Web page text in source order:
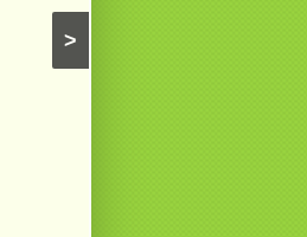
>
ястия с картофи
Ястия с картофи
ястия с грах